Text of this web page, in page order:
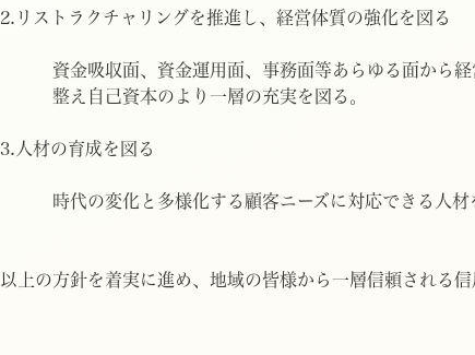
2.リストラクチャリングを推進し、経営体質の強化を図る
資金吸収面、資金運用面、事務面等あらゆる面から経
整え自己資本のより一層の充実を図る。
3.人材の育成を図る
時代の変化と多様化する顧客ニーズに対応できる人材
以上の方針を着実に進め、地域の皆様から一層信頼される